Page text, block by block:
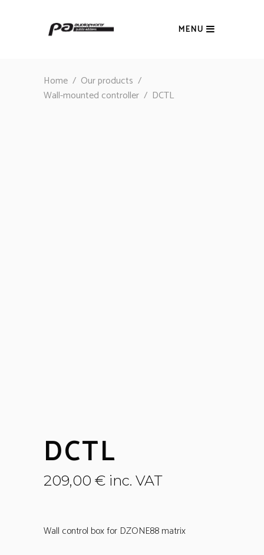
MENU
Home / Our products /
Wall-mounted controller / DCTL
DCTL
209,00 € inc. VAT
Wall control box for DZONE88 matrix